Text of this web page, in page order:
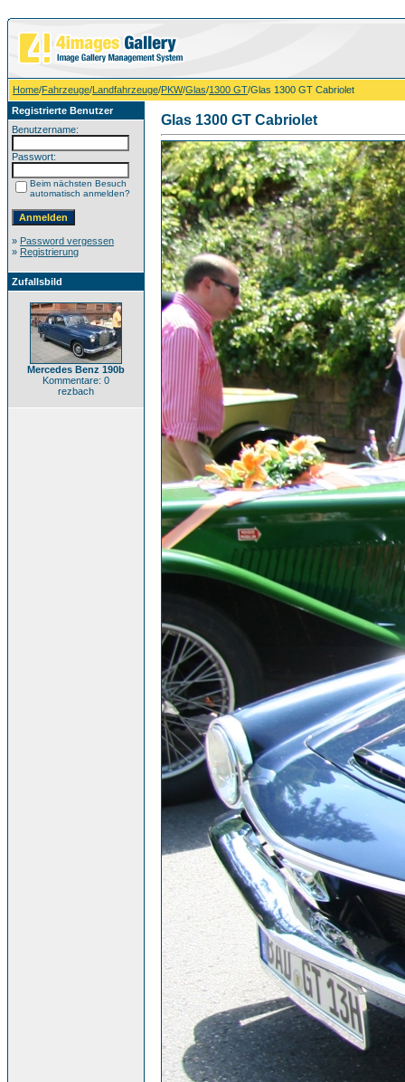
Home/Fahrzeuge/Landfahrzeuge/PKW/Glas/1300 GT/Glas 1300 GT Cabriolet
Registrierte Benutzer
Benutzername:
Passwort:
Beim nächsten Besuch
automatisch anmelden?
» Password vergessen
» Registrierung
Zufallsbild
Mercedes Benz 190b
Kommentare: 0
rezbach
Glas 1300 GT Cabriolet